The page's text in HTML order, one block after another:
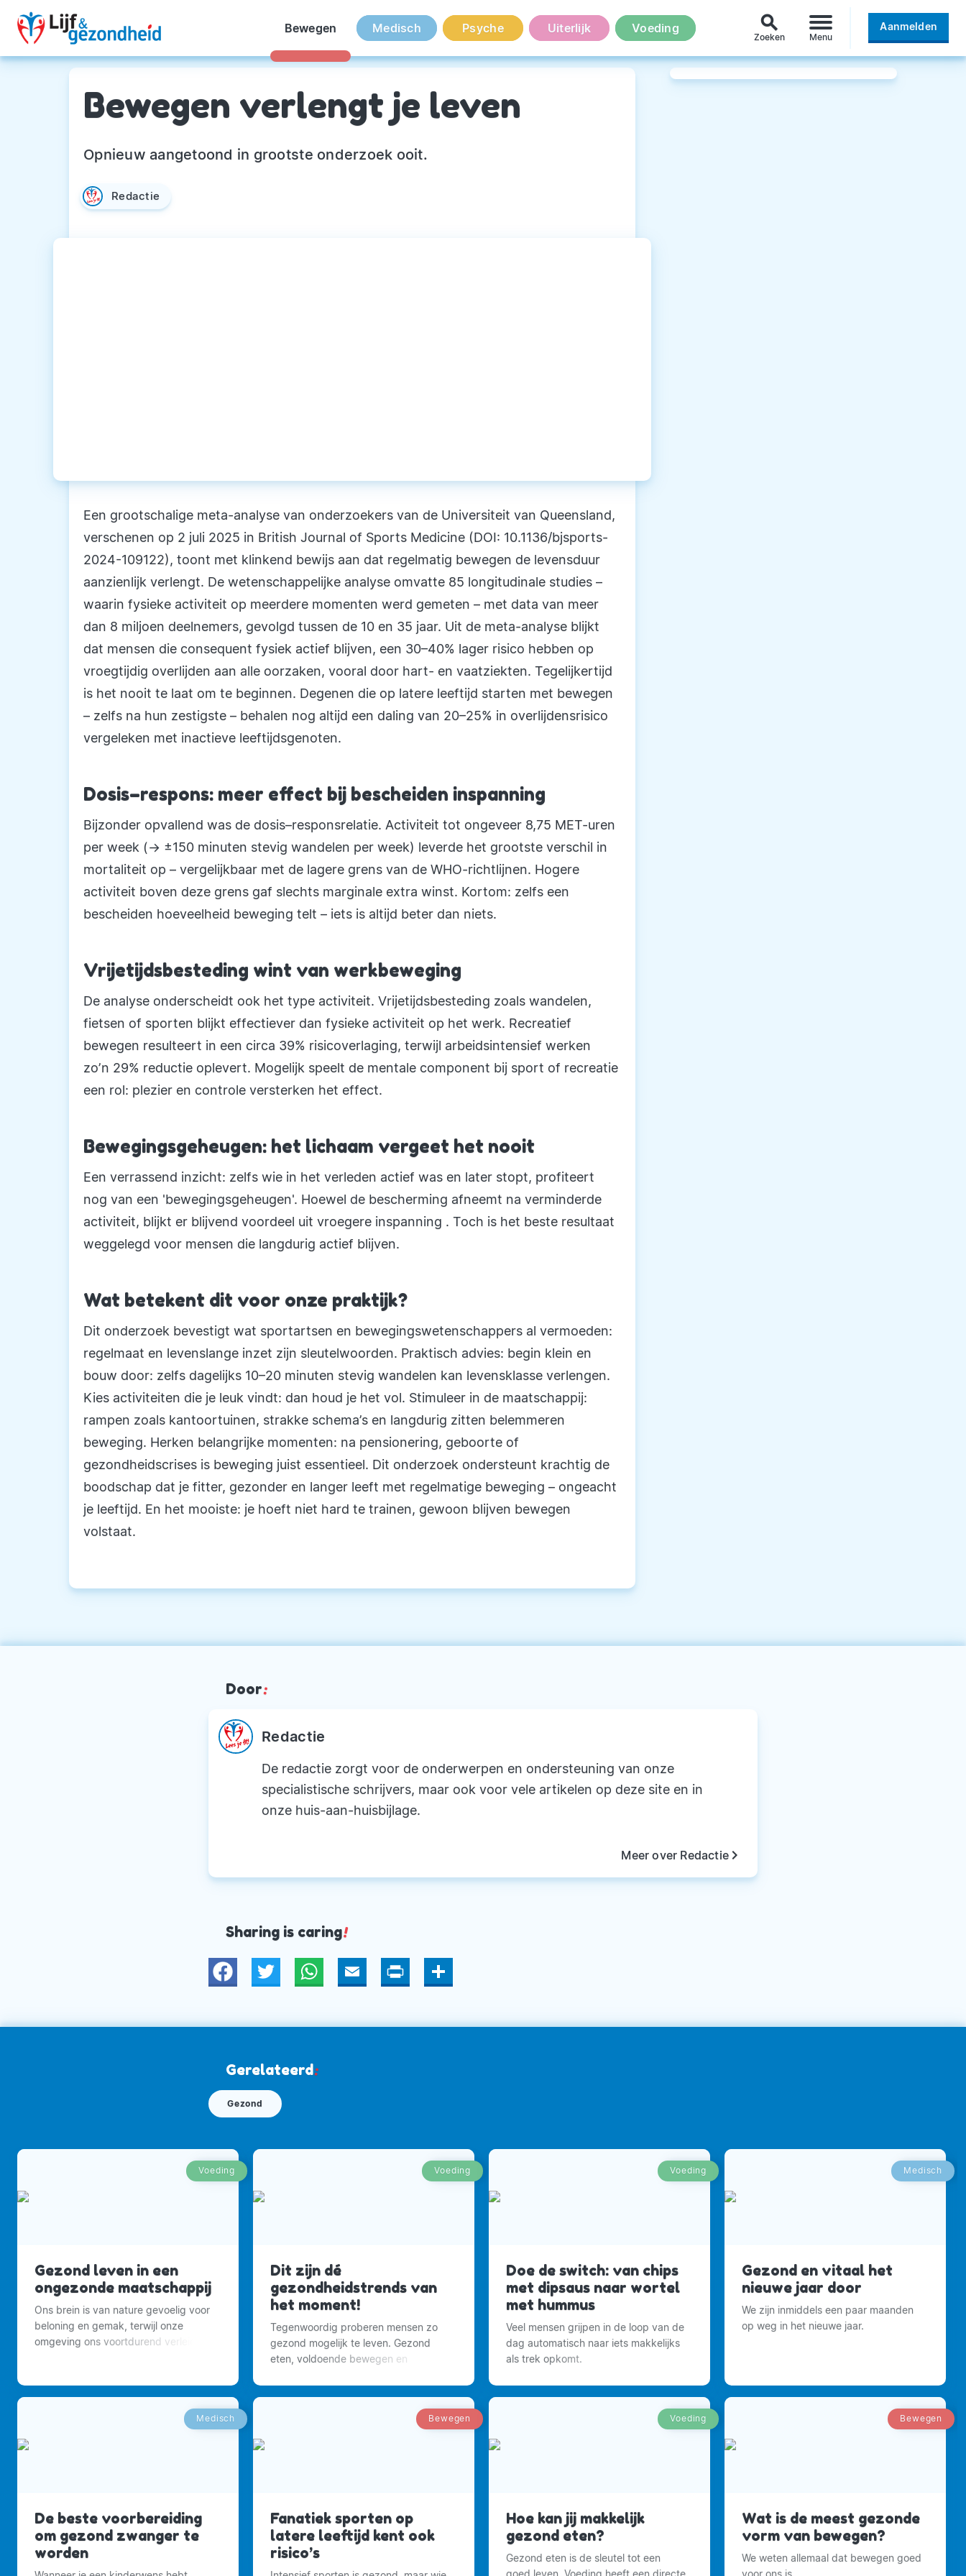
Bewegen Medisch Psyche Uiterlijk Voeding search
Zoeken Menu
Aanmelden
Bewegen verlengt je leven
Opnieuw aangetoond in grootste onderzoek ooit.
Redactie
Een grootschalige meta-analyse van onderzoekers van de Universiteit van Queensland,
verschenen op 2 juli 2025 in British Journal of Sports Medicine (DOI: 10.1136/bjsports-
2024-109122), toont met klinkend bewijs aan dat regelmatig bewegen de levensduur
aanzienlijk verlengt. De wetenschappelijke analyse omvatte 85 longitudinale studies –
waarin fysieke activiteit op meerdere momenten werd gemeten – met data van meer
dan 8 miljoen deelnemers, gevolgd tussen de 10 en 35 jaar. Uit de meta-analyse blijkt
dat mensen die consequent fysiek actief blijven, een 30–40% lager risico hebben op
vroegtijdig overlijden aan alle oorzaken, vooral door hart- en vaatziekten. Tegelijkertijd
is het nooit te laat om te beginnen. Degenen die op latere leeftijd starten met bewegen
– zelfs na hun zestigste – behalen nog altijd een daling van 20–25% in overlijdensrisico
vergeleken met inactieve leeftijdsgenoten.
Dosis–respons: meer effect bij bescheiden inspanning
Bijzonder opvallend was de dosis–responsrelatie. Activiteit tot ongeveer 8,75 MET-uren
per week (→ ±150 minuten stevig wandelen per week) leverde het grootste verschil in
mortaliteit op – vergelijkbaar met de lagere grens van de WHO-richtlijnen. Hogere
activiteit boven deze grens gaf slechts marginale extra winst. Kortom: zelfs een
bescheiden hoeveelheid beweging telt – iets is altijd beter dan niets.
Vrijetijdsbesteding wint van werkbeweging
De analyse onderscheidt ook het type activiteit. Vrijetijdsbesteding zoals wandelen,
fietsen of sporten blijkt effectiever dan fysieke activiteit op het werk. Recreatief
bewegen resulteert in een circa 39% risicoverlaging, terwijl arbeidsintensief werken
zo’n 29% reductie oplevert. Mogelijk speelt de mentale component bij sport of recreatie
een rol: plezier en controle versterken het effect.
Bewegingsgeheugen: het lichaam vergeet het nooit
Een verrassend inzicht: zelfs wie in het verleden actief was en later stopt, profiteert
nog van een 'bewegingsgeheugen'. Hoewel de bescherming afneemt na verminderde
activiteit, blijkt er blijvend voordeel uit vroegere inspanning . Toch is het beste resultaat
weggelegd voor mensen die langdurig actief blijven.
Wat betekent dit voor onze praktijk?
Dit onderzoek bevestigt wat sportartsen en bewegingswetenschappers al vermoeden:
regelmaat en levenslange inzet zijn sleutelwoorden. Praktisch advies: begin klein en
bouw door: zelfs dagelijks 10–20 minuten stevig wandelen kan levensklasse verlengen.
Kies activiteiten die je leuk vindt: dan houd je het vol. Stimuleer in de maatschappij:
rampen zoals kantoortuinen, strakke schema’s en langdurig zitten belemmeren
beweging. Herken belangrijke momenten: na pensionering, geboorte of
gezondheidscrises is beweging juist essentieel. Dit onderzoek ondersteunt krachtig de
boodschap dat je fitter, gezonder en langer leeft met regelmatige beweging – ongeacht
je leeftijd. En het mooiste: je hoeft niet hard te trainen, gewoon blijven bewegen
volstaat.
Door:
Redactie
De redactie zorgt voor de onderwerpen en ondersteuning van onze
specialistische schrijvers, maar ook voor vele artikelen op deze site en in
onze huis-aan-huisbijlage.
Meer over Redactiekeyboard_arrow_right
Sharing is caring!
Twitter WhatsAppEmail Print Deel
Gerelateerd:
Gezond
Voeding
Gezond leven in een
ongezonde maatschappij
Ons brein is van nature gevoelig voor
beloning en gemak, terwijl onze
omgeving ons voortdurend verleidt
Voeding
Dit zijn dé
gezondheidstrends van
het moment!
Tegenwoordig proberen mensen zo
gezond mogelijk te leven. Gezond
eten, voldoende bewegen en
Voeding
Doe de switch: van chips
met dipsaus naar wortel
met hummus
Veel mensen grijpen in de loop van de
dag automatisch naar iets makkelijks
als trek opkomt.
Medisch
Gezond en vitaal het
nieuwe jaar door
We zijn inmiddels een paar maanden
op weg in het nieuwe jaar.
Medisch
De beste voorbereiding
om gezond zwanger te
worden
Bewegen
Fanatiek sporten op
latere leeftijd kent ook
risico’s
Voeding
Hoe kan jij makkelijk
gezond eten?
Gezond eten is de sleutel tot een
goed leven. Voeding heeft een directe
Bewegen
Wat is de meest gezonde
vorm van bewegen?
We weten allemaal dat bewegen goed
voor ons is.